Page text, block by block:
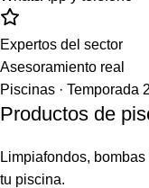
Expertos del sector
Asesoramiento real
Piscinas · Temporada
Productos de
Limpiafondos,
tu piscina.